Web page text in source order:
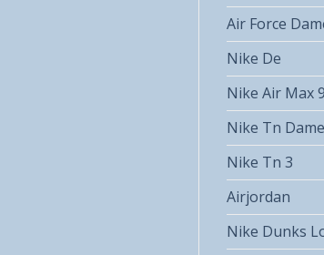
Air Force
Nike De
Nike Air Max
Nike Tn
Nike Tn 3
Airjordan
Nike Dunks